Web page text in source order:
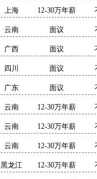
上海 12-30万年薪
云南 面议
广西 面议
四川 面议
广东 面议
云南 12-30万年薪
云南 12-30万年薪
云南 12-30万年薪
黑龙江 12-30万年薪